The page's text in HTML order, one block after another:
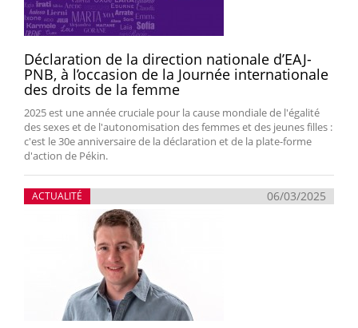
Déclaration de la direction nationale d’EAJ-
PNB, à l’occasion de la Journée internationale
des droits de la femme
2025 est une année cruciale pour la cause mondiale de l'égalité
des sexes et de l'autonomisation des femmes et des jeunes filles :
c'est le 30e anniversaire de la déclaration et de la plate-forme
d'action de Pékin.
ACTUALITÉ 06/03/2025